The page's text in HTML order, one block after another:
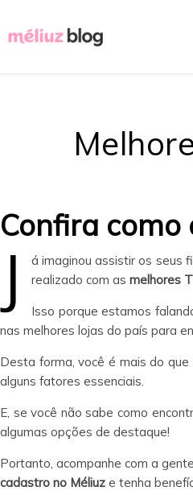
Confira como
J á imaginou assistir os seus
realizado com as melhores
Isso porque estamos
nas melhores lojas do país para
Desta forma, você é mais do que
alguns fatores essenciais.
E, se você não sabe como
algumas opções de destaque!
Portanto, acompanhe com a
cadastro no Méliuz e tenha